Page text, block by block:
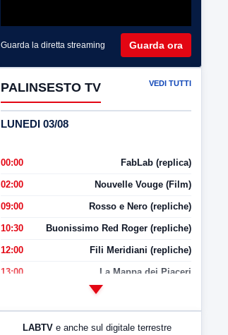
Guarda la diretta streaming Guarda ora
PALINSESTO TV VEDI TUTTI
LUNEDI 03/08
00:00 FabLab (replica)
02:00 Nouvelle Vouge (Film)
09:00 Rosso e Nero (repliche)
10:30 Buonissimo Red Roger (repliche)
12:00 Fili Meridiani (repliche)
13:00 La Mappa dei Piaceri
LABTV e anche sul digitale terrestre